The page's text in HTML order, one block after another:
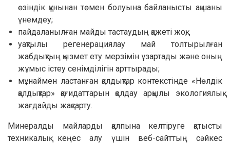
өзіндік құнынан төмен болуына байланысты ақшаны
үнемдеу;
пайдаланылған майды тастаудың қажеті жоқ;
уақтылы регенерациялау май толтырылған
жабдықтың қызмет ету мерзімін ұзартады және оның
жұмыс істеу сенімділігін арттырады;
мұнаймен ластанған қалдықтар контекстінде «Нөлдік
қалдықтар» қағидаттарын қолдау арқылы экологиялық
жағдайды жақсарту.
Минералды майларды қалпына келтіруге қатысты
техникалық кеңес алу үшін веб-сайттың сәйкес